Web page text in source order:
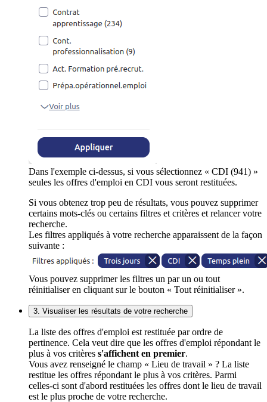
Dans l'exemple ci-dessus, si vous sélectionnez « CDI (941) »
seules les offres d'emploi en CDI vous seront restituées.
Si vous obtenez trop peu de résultats, vous pouvez supprimer
certains mots-clés ou certains filtres et critères et relancer votre
recherche.
Les filtres appliqués à votre recherche apparaissent de la façon
suivante :
Vous pouvez supprimer les filtres un par un ou tout
réinitialiser en cliquant sur le bouton « Tout réinitialiser ».
3. Visualiser les résultats de votre recherche
La liste des offres d'emploi est restituée par ordre de
pertinence. Cela veut dire que les offres d'emploi répondant le
plus à vos critères s'affichent en premier.
Vous avez renseigné le champ « Lieu de travail » ? La liste
restitue les offres répondant le plus à vos critères. Parmi
celles-ci sont d'abord restituées les offres dont le lieu de travail
est le plus proche de votre recherche.